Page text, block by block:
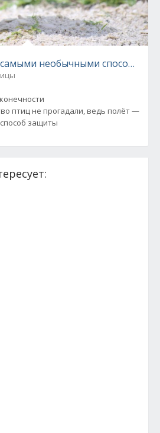
самыми необычными способами
птиц не прогадали, ведь полёт —
защиты